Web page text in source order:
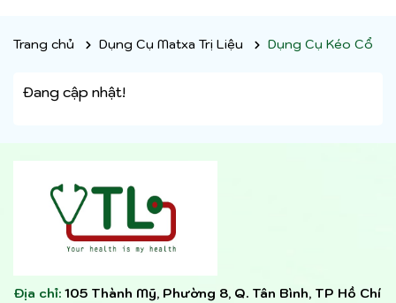
Trang chủ Dụng Cụ Matxa Trị Liệu Dụng Cụ Kéo Cổ
Đang cập nhật!
Địa chỉ: 105 Thành Mỹ, Phường 8, Q. Tân Bình, TP Hồ Chí